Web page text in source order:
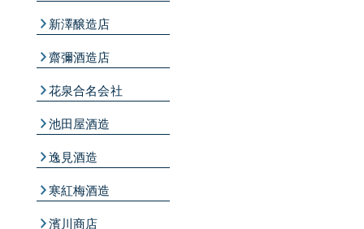
新澤醸造店
齋彌酒造店
花泉合名会社
池田屋酒造
逸見酒造
寒紅梅酒造
濱川商店